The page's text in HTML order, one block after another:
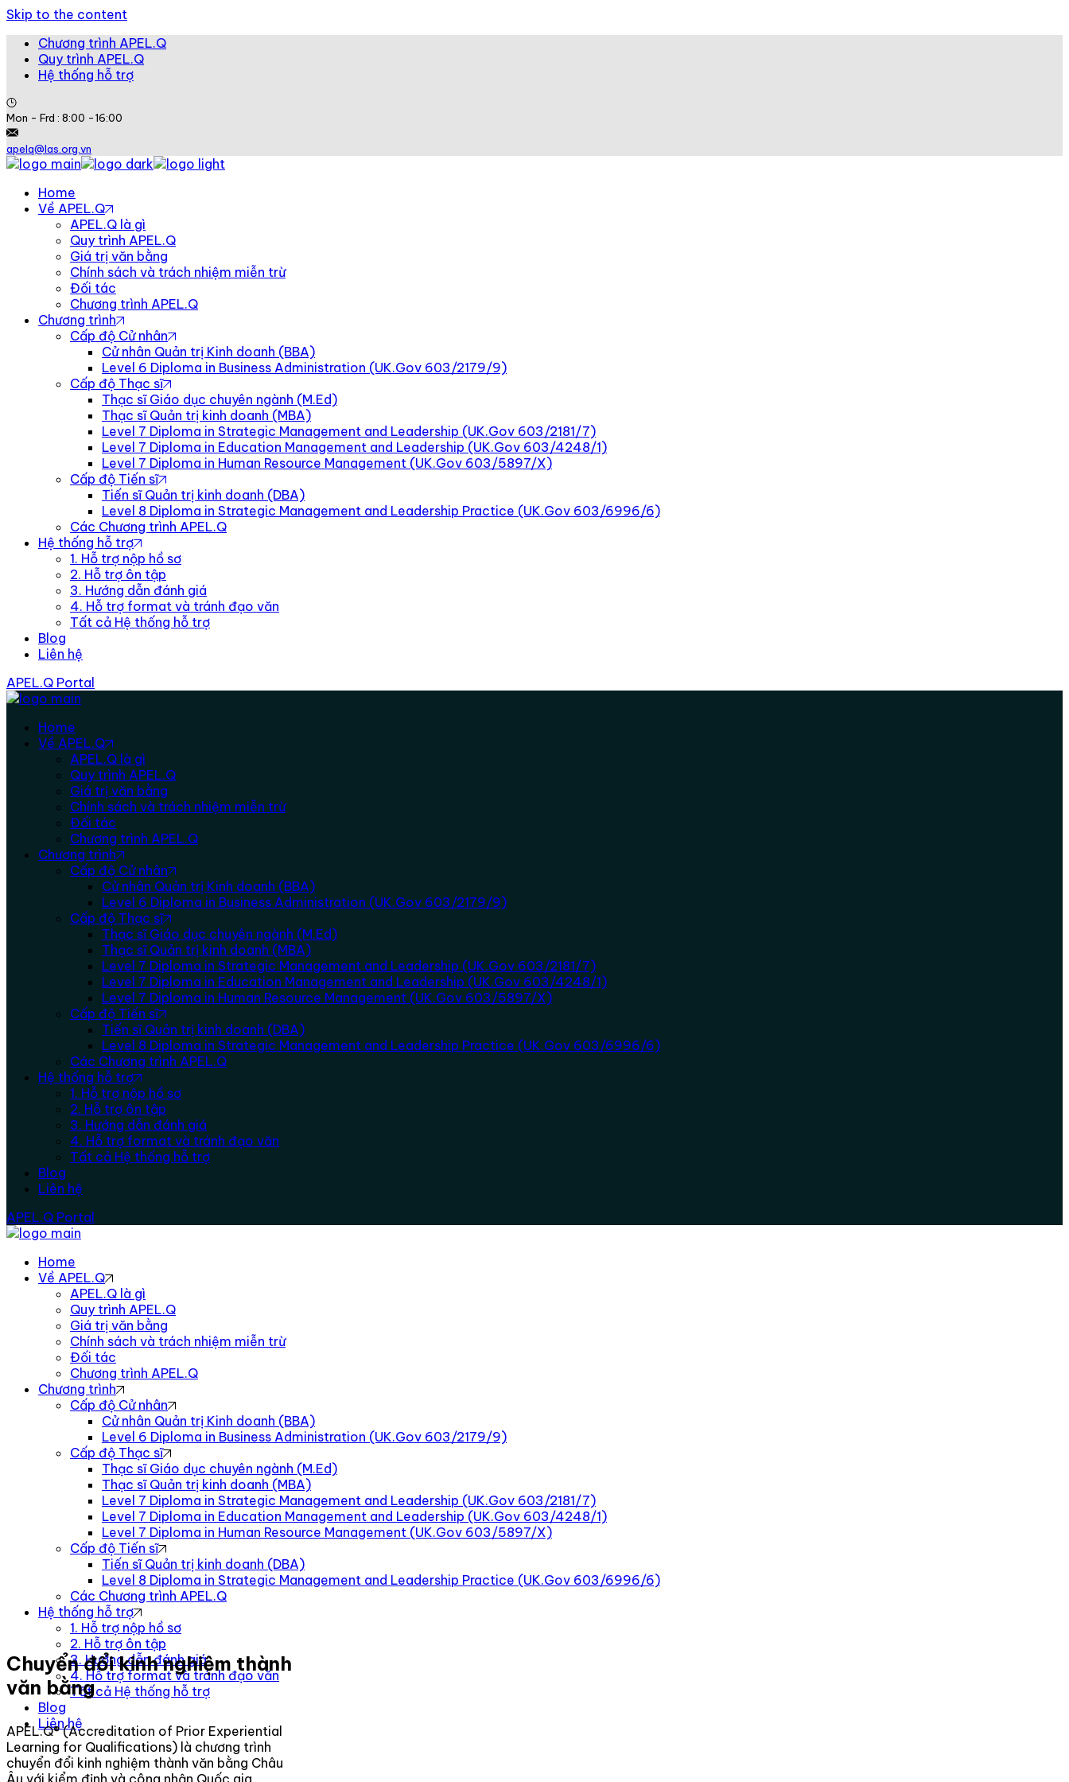
Skip to the content
Chương trình APEL.Q
Quy trình APEL.Q
Hệ thống hỗ trợ
Mon - Frd : 8:00 -16:00
apelq@las.org.vn
Home
Về APEL.Q
APEL.Q là gì
Quy trình APEL.Q
Giá trị văn bằng
Chính sách và trách nhiệm miễn trừ
Đối tác
Chương trình APEL.Q
Chương trình
Cấp độ Cử nhân
Cử nhân Quản trị Kinh doanh (BBA)
Level 6 Diploma in Business Administration (UK.Gov 603/2179/9)
Cấp độ Thạc sĩ
Thạc sĩ Giáo dục chuyên ngành (M.Ed)
Thạc sĩ Quản trị kinh doanh (MBA)
Level 7 Diploma in Strategic Management and Leadership (UK.Gov 603/2181/7)
Level 7 Diploma in Education Management and Leadership (UK.Gov 603/4248/1)
Level 7 Diploma in Human Resource Management (UK.Gov 603/5897/X)
Cấp độ Tiến sĩ
Tiến sĩ Quản trị kinh doanh (DBA)
Level 8 Diploma in Strategic Management and Leadership Practice (UK.Gov 603/6996/6)
Các Chương trình APEL.Q
Hệ thống hỗ trợ
1. Hỗ trợ nộp hồ sơ
2. Hỗ trợ ôn tập
3. Hướng dẫn đánh giá
4. Hỗ trợ format và tránh đạo văn
Tất cả Hệ thống hỗ trợ
Blog
Liên hệ
APEL.Q Portal
Home
Về APEL.Q
APEL.Q là gì
Quy trình APEL.Q
Giá trị văn bằng
Chính sách và trách nhiệm miễn trừ
Đối tác
Chương trình APEL.Q
Chương trình
Cấp độ Cử nhân
Cử nhân Quản trị Kinh doanh (BBA)
Level 6 Diploma in Business Administration (UK.Gov 603/2179/9)
Cấp độ Thạc sĩ
Thạc sĩ Giáo dục chuyên ngành (M.Ed)
Thạc sĩ Quản trị kinh doanh (MBA)
Level 7 Diploma in Strategic Management and Leadership (UK.Gov 603/2181/7)
Level 7 Diploma in Education Management and Leadership (UK.Gov 603/4248/1)
Level 7 Diploma in Human Resource Management (UK.Gov 603/5897/X)
Cấp độ Tiến sĩ
Tiến sĩ Quản trị kinh doanh (DBA)
Level 8 Diploma in Strategic Management and Leadership Practice (UK.Gov 603/6996/6)
Các Chương trình APEL.Q
Hệ thống hỗ trợ
1. Hỗ trợ nộp hồ sơ
2. Hỗ trợ ôn tập
3. Hướng dẫn đánh giá
4. Hỗ trợ format và tránh đạo văn
Tất cả Hệ thống hỗ trợ
Blog
Liên hệ
APEL.Q Portal
Home
Về APEL.Q
APEL.Q là gì
Quy trình APEL.Q
Giá trị văn bằng
Chính sách và trách nhiệm miễn trừ
Đối tác
Chương trình APEL.Q
Chương trình
Cấp độ Cử nhân
Cử nhân Quản trị Kinh doanh (BBA)
Level 6 Diploma in Business Administration (UK.Gov 603/2179/9)
Cấp độ Thạc sĩ
Thạc sĩ Giáo dục chuyên ngành (M.Ed)
Thạc sĩ Quản trị kinh doanh (MBA)
Level 7 Diploma in Strategic Management and Leadership (UK.Gov 603/2181/7)
Level 7 Diploma in Education Management and Leadership (UK.Gov 603/4248/1)
Level 7 Diploma in Human Resource Management (UK.Gov 603/5897/X)
Cấp độ Tiến sĩ
Tiến sĩ Quản trị kinh doanh (DBA)
Level 8 Diploma in Strategic Management and Leadership Practice (UK.Gov 603/6996/6)
Các Chương trình APEL.Q
Hệ thống hỗ trợ
1. Hỗ trợ nộp hồ sơ
2. Hỗ trợ ôn tập
3. Hướng dẫn đánh giá
4. Hỗ trợ format và tránh đạo văn
Tất cả Hệ thống hỗ trợ
Blog
Liên hệ
Chuyển đổi kinh nghiệm thành
văn bằng
APEL.Q® (Accreditation of Prior Experiential
Learning for Qualifications) là chương trình
chuyển đổi kinh nghiệm thành văn bằng Châu
Âu với kiểm định và công nhận Quốc gia.